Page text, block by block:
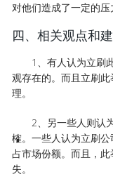
对他们造成了一定的压
四、相关观点和
1、有人认为立刷
观存在的。而且立刷
理。
2、另一些人则认
榷。一些人认为立刷
占市场份额。而且，
失。